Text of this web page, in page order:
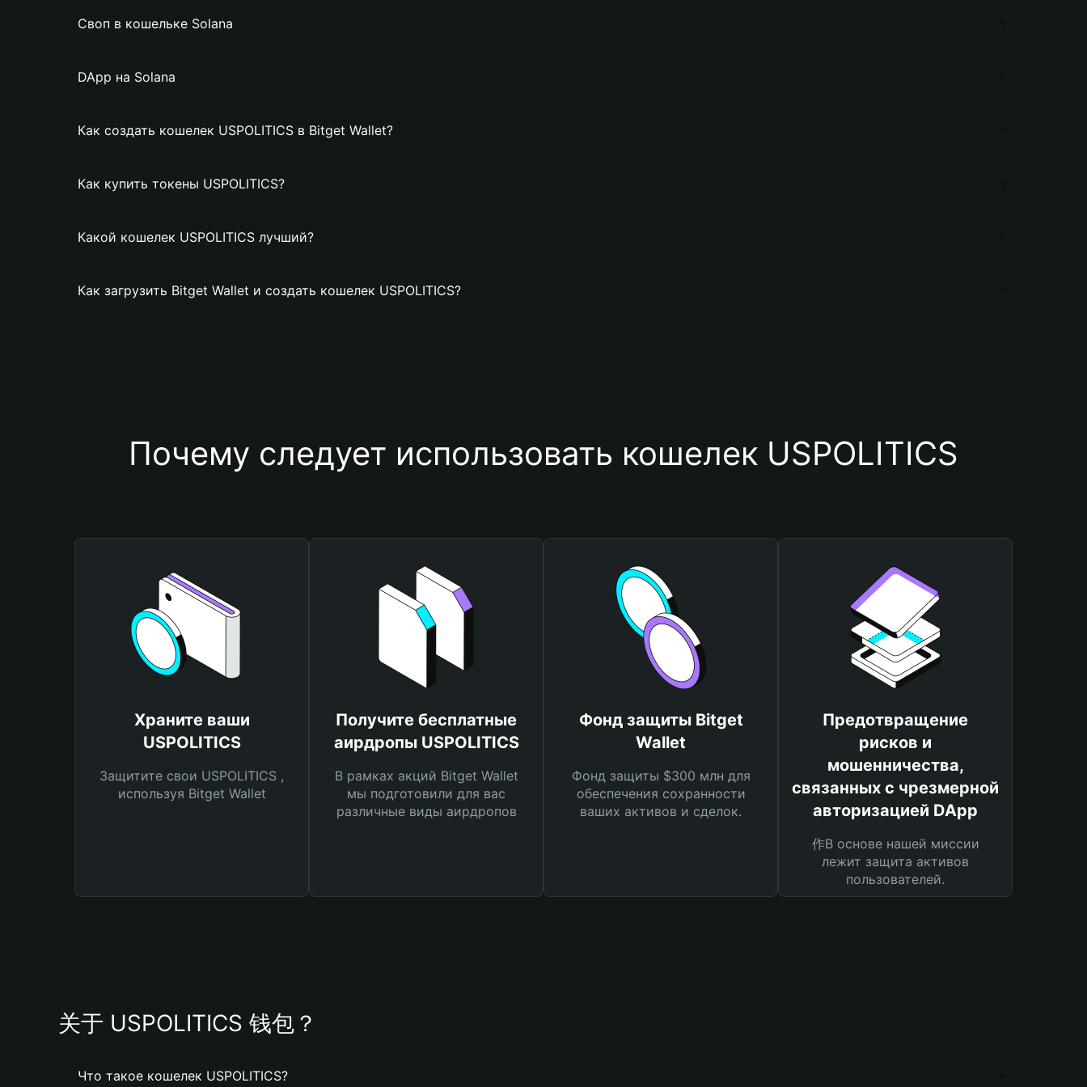
Своп в кошельке Solana
DApp на Solana
Как создать кошелек USPOLITICS в Bitget Wallet?
Как купить токены USPOLITICS?
Какой кошелек USPOLITICS лучший?
Как загрузить Bitget Wallet и создать кошелек USPOLITICS?
Почему следует использовать кошелек USPOLITICS
Храните ваши
USPOLITICS
Защитите свои USPOLITICS ,
используя Bitget Wallet
Получите бесплатные
аирдропы USPOLITICS
В рамках акций Bitget Wallet
мы подготовили для вас
различные виды аирдропов
Фонд защиты Bitget
Wallet
Фонд защиты $300 млн для
обеспечения сохранности
ваших активов и сделок.
Предотвращение
рисков и
мошенничества,
связанных с чрезмерной
авторизацией DApp
作В основе нашей миссии
лежит защита активов
пользователей.
关于 USPOLITICS 钱包？
Что такое кошелек USPOLITICS?